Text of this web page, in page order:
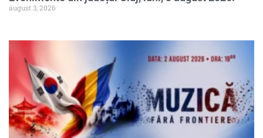
august 3, 2026